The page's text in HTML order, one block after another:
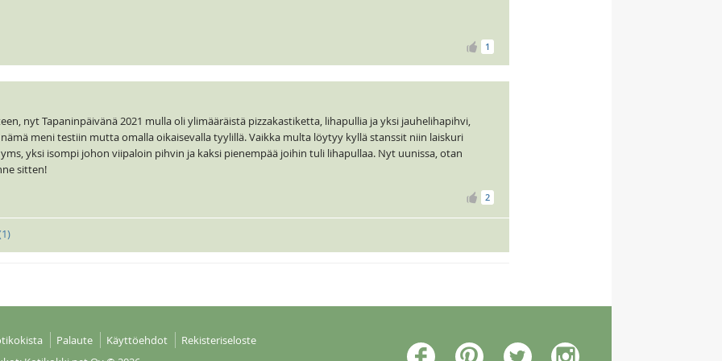
1
nyt Tapaninpäivänä 2021 mulla oli ylimääräistä pizzakastiketta, lihapullia ja yksi jauhelihapihvi,
meni testiin mutta omalla oikaisevalla tyylillä. Vaikka multa löytyy kyllä stanssit niin laiskuri
yksi isompi johon viipaloin pihvin ja kaksi pienempää joihin tuli lihapullaa. Nyt uunissa, otan
sitten!
2
1)
Palaute Käyttöehdot
Rekisteriseloste